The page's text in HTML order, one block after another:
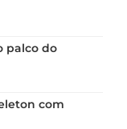
palco do
com